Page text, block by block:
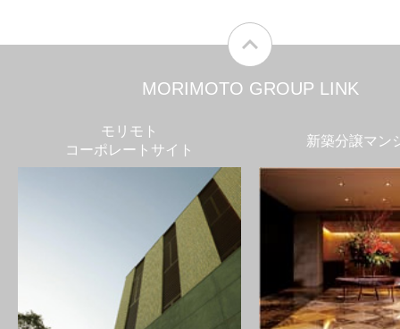
MORIMOTO GROUP LINK
モリモト
コーポレートサイト
新築分譲マン